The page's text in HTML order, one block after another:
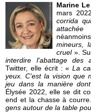
Marine
mars
corrida
attachée
mineurs,
cruel».
interdire l'abattage des
Twitter, elle écrit : «La
yeux. C'est la vision que
jeu dans la manière
Élysée 2022, elle se dit
end et la chasse à
gens autour de la table